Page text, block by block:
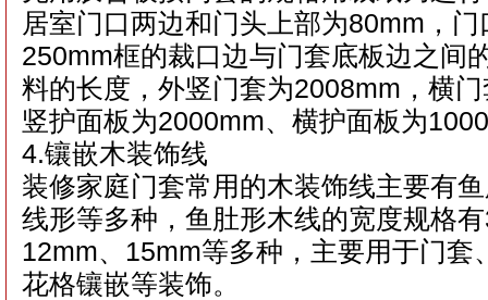
居室门口两边和门头上部为80mm，
250mm框的裁口边与门套底板边之间
料的长度，外竖门套为2008mm，横
竖护面板为2000mm、横护面板为
4.镶嵌木装饰线
装修家庭门套常用的木装饰线主要有
线形等多种，鱼肚形木线的宽度规格
12mm、15mm等多种，主要用于门套
花格镶嵌等装饰。